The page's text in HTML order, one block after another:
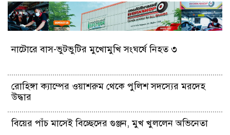
নাটোরে বাস-ভুটভুটির মুখোমুখি সংঘর্ষে নিহত ৩
রোহিঙ্গা ক্যাম্পের ওয়াশরুম থেকে পুলিশ সদস্যের মরদেহ
উদ্ধার
বিয়ের পাঁচ মাসেই বিচ্ছেদের গুঞ্জন, মুখ খুললেন অভিনেতা